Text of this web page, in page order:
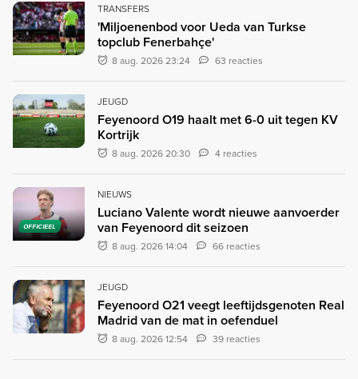
TRANSFERS
'Miljoenenbod voor Ueda van Turkse
topclub Fenerbahçe'
8 aug. 2026 23:24 63 reacties
JEUGD
Feyenoord O19 haalt met 6-0 uit tegen KV
Kortrijk
8 aug. 2026 20:30 4 reacties
OFFICIEEL
NIEUWS
Luciano Valente wordt nieuwe aanvoerder
van Feyenoord dit seizoen
8 aug. 2026 14:04 66 reacties
JEUGD
Feyenoord O21 veegt leeftijdsgenoten Real
Madrid van de mat in oefenduel
8 aug. 2026 12:54 39 reacties